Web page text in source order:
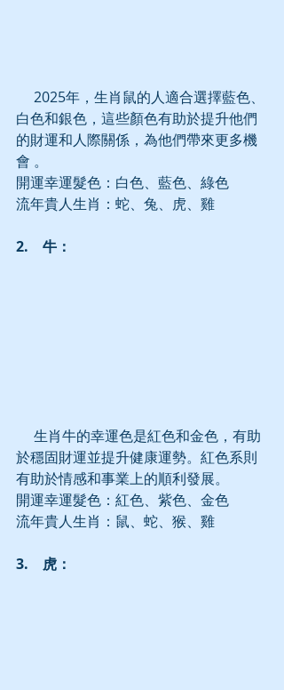
白色和銀色，這些顏色有助於提升他們
的財運和人際關係，為他們帶來更多機
會 。
開運幸運髮色：白色、藍色、綠色
流年貴人生肖：蛇、兔、虎、雞
2.　牛：
於穩固財運並提升健康運勢。紅色系則
有助於情感和事業上的順利發展。
開運幸運髮色：紅色、紫色、金色
流年貴人生肖：鼠、蛇、猴、雞
3.　虎：